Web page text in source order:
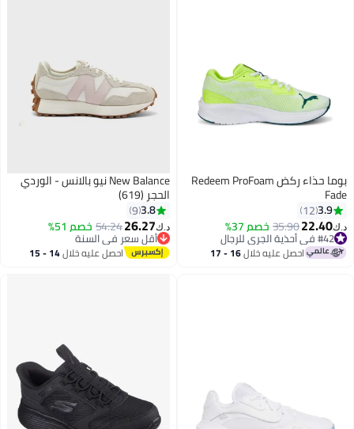
بوما حذاء ركض Redeem ProFoam
Fade
3.9
12
د.ك‏22.40
35.90خصم 37%
#42 في أحذية الجري للرجال
#42 في أحذية الجري للرجال احصل عليه خلال 16 - 17
New Balance نيو بالانس - الوردي
الحجر (619)
3.8
9
د.ك‏26.27
54.24خصم 51%
أقل سعر في السنة
أقل سعر في السنة
احصل عليه خلال 14 - 15